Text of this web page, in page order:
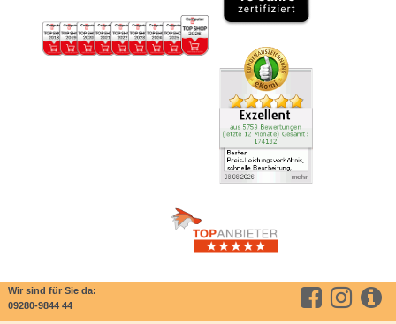
Wir sind für Sie da:
09280-9844 44